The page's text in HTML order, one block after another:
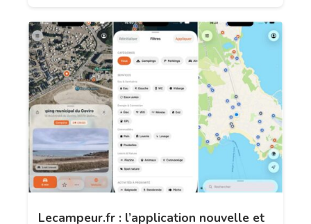
Lecampeur.fr : l’application nouvelle et